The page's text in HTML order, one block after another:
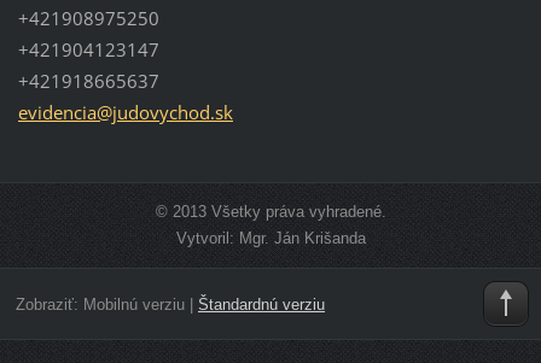
+421908975250
+421904123147
+421918665637
evidencia@judovychod.sk
© 2013 Všetky práva vyhradené.
Vytvoril: Mgr. Ján Krišanda
Zobraziť: Mobilnú verziu| Štandardnú verziu